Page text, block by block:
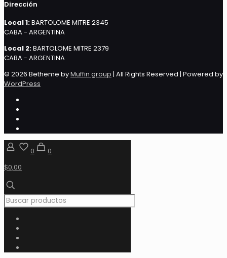
Dirección
Local 1:BARTOLOME MITRE 2345
CABA - ARGENTINA
Local 2:BARTOLOME MITRE 2379
CABA - ARGENTINA
© 2026 Betheme byMuffin group | All Rights Reserved | Powered by
WordPress
0
0
$0,00